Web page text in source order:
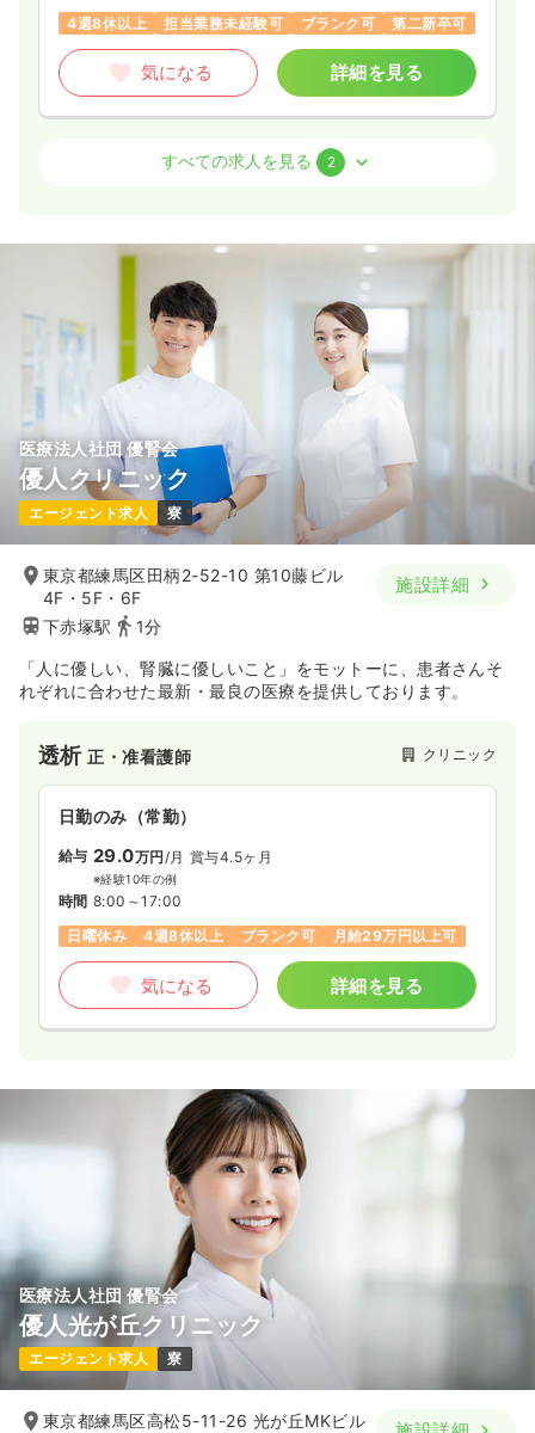
時間 8:30～17:15
年間休日122日
4週8休以上
オンコールあり
ブランク可
月給34万円以上可
気になる 詳細を見る
2交代（常勤） 一時募集休止
万円〜/月 賞与4ヶ月
※経験3年の例
時間
8:30～17:15
年間休日122日
4週8休以上 月給38万円以上可
気になる 詳細を見る
日勤のみ（パート） 一時募集休止
給与 お問い合わせください
時間 8:30～17:15
気になる
給与 30.2 万円/月
時間 8:30～17:15
4週8休以上
月給30万円以上可
気になる 詳細を見る
給与 お問い合わせください
気になる
透析
日勤のみ（常勤）
給与 30.2万円 /月 賞与2ヶ月
※一例
8:30～17:15
（休憩45分）
4週8休以上
ブランク可 月給30万円以上可
4週8休以上
担当業務未経験可 ブランク可 第二新卒可
気になる 詳細を見る
正看護師
23.4万円 賞与5.41ヶ月
8:30～16:30
日祝休み
4週8休以上 月給23万円以上可
気になる 詳細を見る
その他正看護師
日勤のみ（常勤） 一時募集休止
給与 23.4万円 /月 賞与5.41ヶ月
※一例
時間 9:00～17:00
気になる 詳細を見る
すべての求人を見る 2
医療法人社団 優腎会
優人クリニック
エージェント求人 寮
東京都練馬区田柄2-52-10 第10藤ビル
4F・5F・6F
下赤塚駅
1分
施設詳細
「人に優しい、腎臓に優しいこと」をモットーに、患者さんそ
れぞれに合わせた最新・最良の医療を提供しております。
透析正・准看護師 クリニック
日勤のみ（常勤）
給与 29.0万円 /月 賞与4.5ヶ月
※経験10年の例
時間 8:00～17:00
日曜休み
4週8休以上 ブランク可 月給29万円以上可
気になる 詳細を見る
医療法人社団 優腎会
優人光が丘クリニック
エージェント求人 寮
東京都練馬区高松5-11-26 光が丘MKビル